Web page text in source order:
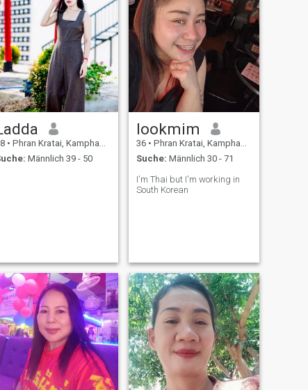
• Phran Kratai, Kamphaeng Phet, Thailand
Männlich 39 - 50
lookmim
36 • Phran Kratai, Kamphaeng Phet, Thailand
Suche: Männlich 30 - 71
I'm Thai but I'm working in
South Korean